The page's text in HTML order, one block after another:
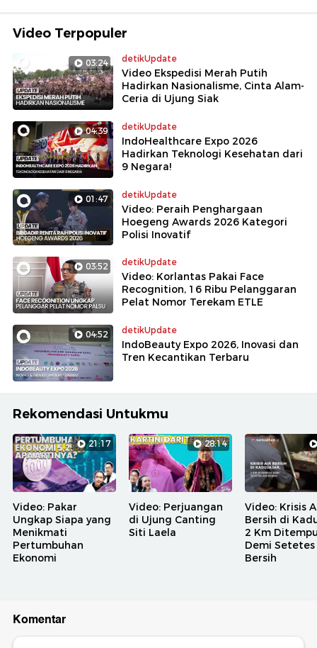
Video Terpopuler
03:24 detikUpdate
Video Ekspedisi Merah Putih
Hadirkan Nasionalisme, Cinta Alam-
Ceria di Ujung Siak
04:39 detikUpdate
IndoHealthcare Expo 2026
Hadirkan Teknologi Kesehatan dari
9 Negara!
01:47 detikUpdate
Video: Peraih Penghargaan
Hoegeng Awards 2026 Kategori
Polisi Inovatif
03:52 detikUpdate
Video: Korlantas Pakai Face
Recognition, 16 Ribu Pelanggaran
Pelat Nomor Terekam ETLE
04:52 detikUpdate
IndoBeauty Expo 2026, Inovasi dan
Tren Kecantikan Terbaru
Rekomendasi Untukmu
21:17
Video: Pakar
Ungkap Siapa yang
Menikmati
Pertumbuhan
Ekonomi
28:14
Video: Perjuangan
di Ujung Canting
Siti Laela
Video: Krisis
Bersih di
2 Km
Demi Setetes
Bersih